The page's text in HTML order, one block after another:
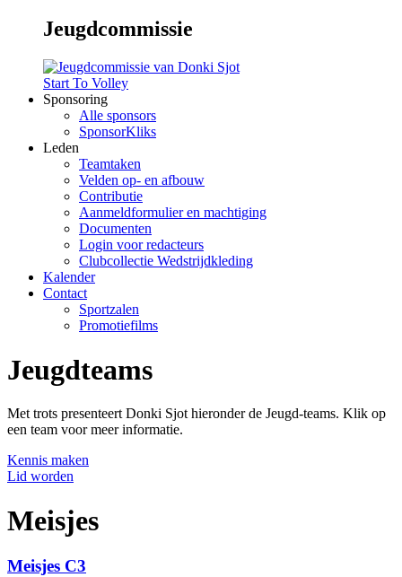
Jeugdcommissie
Start To Volley
Sponsoring
Alle sponsors
SponsorKliks
Leden
Teamtaken
Velden op- en afbouw
Contributie
Aanmeldformulier en machtiging
Documenten
Login voor redacteurs
Clubcollectie Wedstrijdkleding
Kalender
Contact
Sportzalen
Promotiefilms
Jeugdteams
Met trots presenteert Donki Sjot hieronder de Jeugd-teams. Klik op
een team voor meer informatie.
Kennis maken
Lid worden
Meisjes
Meisjes C3